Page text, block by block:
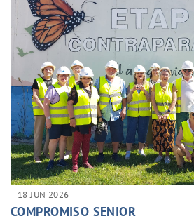
18 JUN 2026
COMPROMISO SENIOR